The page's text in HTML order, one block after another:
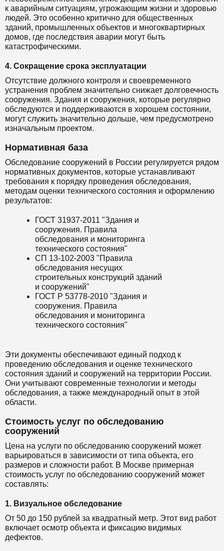
к аварийным ситуациям, угрожающим жизни и здоровью
людей. Это особенно критично для общественных
зданий, промышленных объектов и многоквартирных
домов, где последствия аварии могут быть
катастрофическими.
4. Сокращение срока эксплуатации
Отсутствие должного контроля и своевременного
устранения проблем значительно снижает долговечность
сооружения. Здания и сооружения, которые регулярно
обследуются и поддерживаются в хорошем состоянии,
могут служить значительно дольше, чем предусмотрено
изначальным проектом.
Нормативная база
Обследование сооружений в России регулируется рядом
нормативных документов, которые устанавливают
требования к порядку проведения обследования,
методам оценки технического состояния и оформлению
результатов:
ГОСТ 31937-2011 "Здания и
сооружения. Правила
обследования и мониторинга
технического состояния"
СП 13-102-2003 "Правила
обследования несущих
строительных конструкций зданий
и сооружений"
ГОСТ Р 53778-2010 "Здания и
сооружения. Правила
обследования и мониторинга
технического состояния"
Эти документы обеспечивают единый подход к
проведению обследования и оценке технического
состояния зданий и сооружений на территории России.
Они учитывают современные технологии и методы
обследования, а также международный опыт в этой
области.
Стоимость услуг по обследованию
сооружений
Цена на услуги по обследованию сооружений может
варьироваться в зависимости от типа объекта, его
размеров и сложности работ. В Москве примерная
стоимость услуг по обследованию сооружений может
составлять:
1. Визуальное обследование
От 50 до 150 рублей за квадратный метр. Этот вид работ
включает осмотр объекта и фиксацию видимых
дефектов.